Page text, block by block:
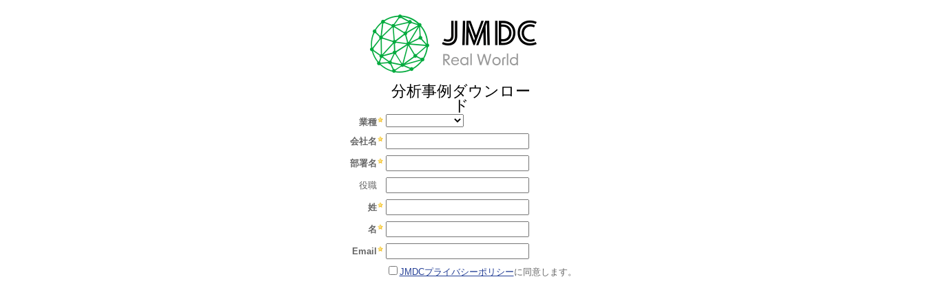
業種
会社名
部署名
役職
姓
名
Email
JMDCプライバシーポリシーに同意します。
分析事例ダウンロー
ド